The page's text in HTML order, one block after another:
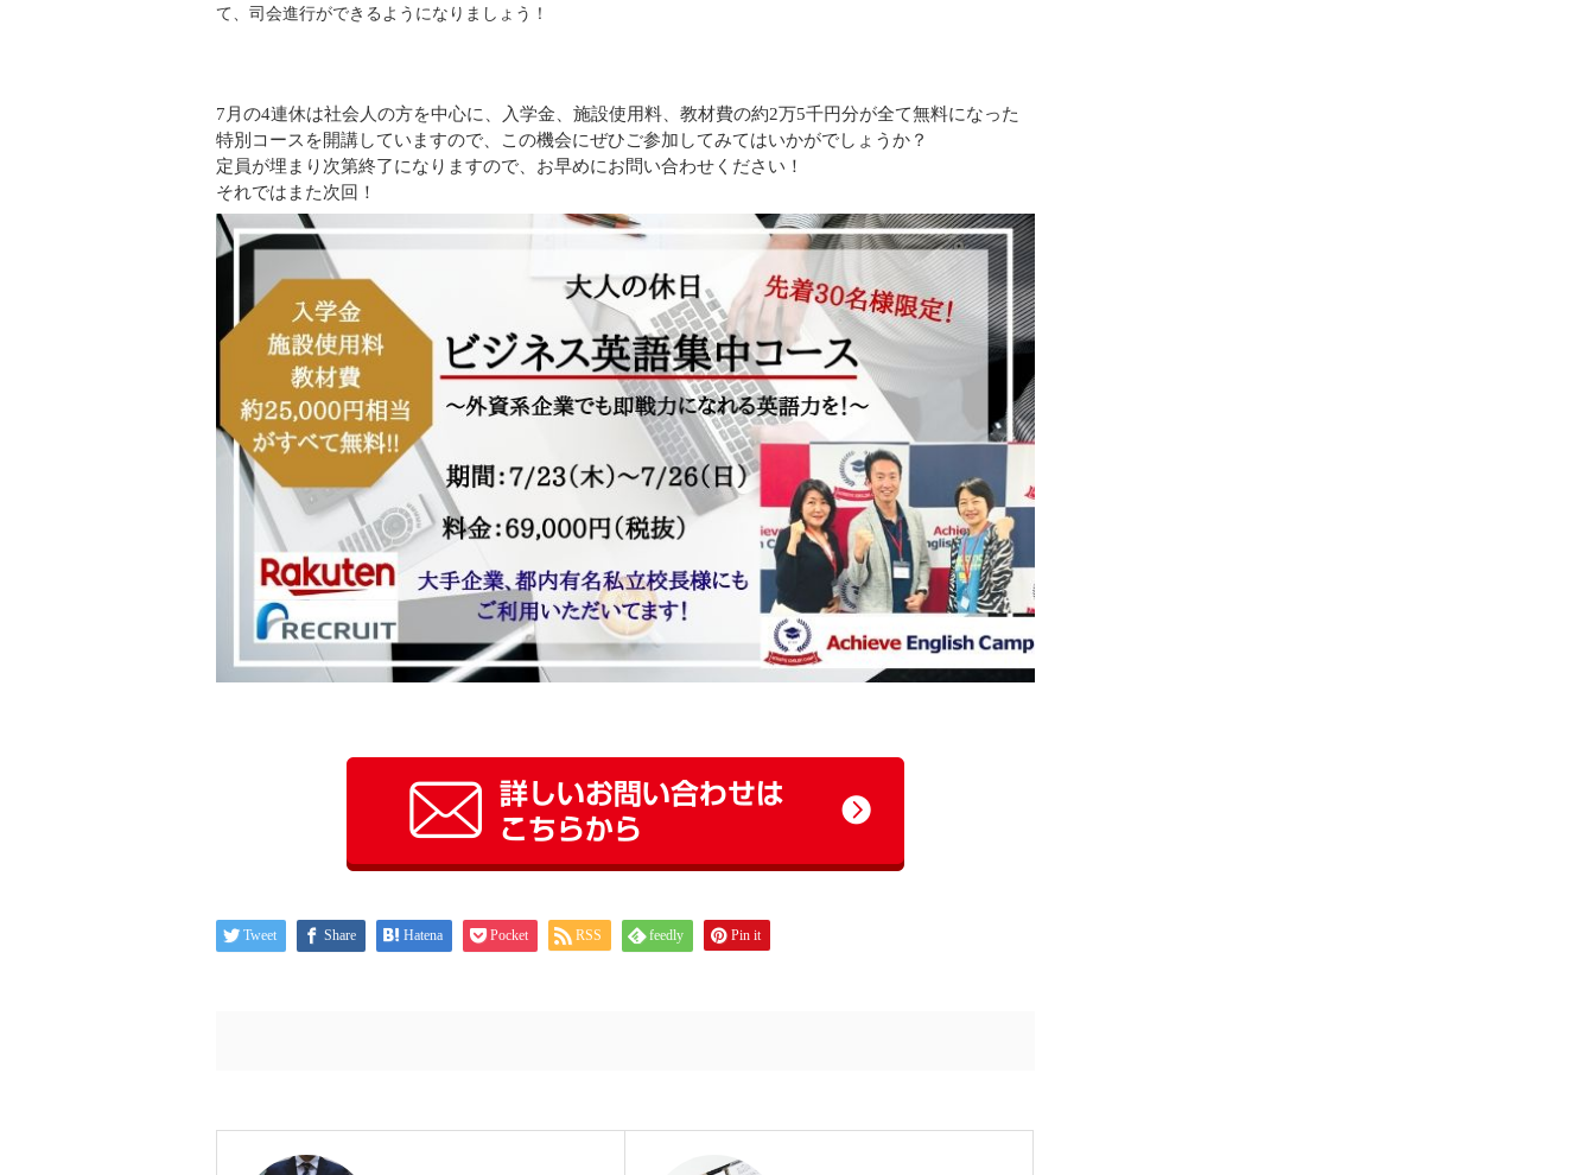
て、司会進行ができるようになりましょう！
7月の4連休は社会人の方を中心に、入学金、施設使用料、教材費の約2万5千円分が全て無料になった
特別コースを開講していますので、この機会にぜひご参加してみてはいかがでしょうか？
定員が埋まり次第終了になりますので、お早めにお問い合わせください！
それではまた次回！
Tweet Share Hatena Pocket RSS feedly Pin it